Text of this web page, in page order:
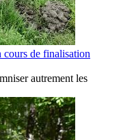
cours de finalisation
autrement les